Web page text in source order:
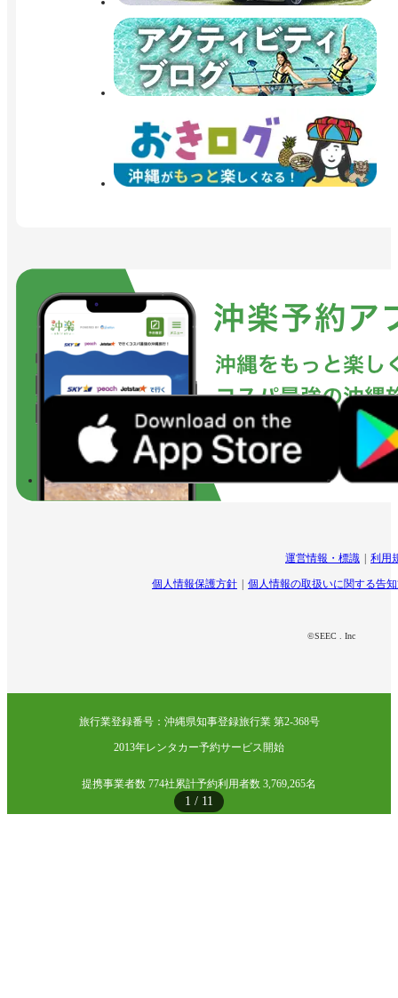
1 / 11
運営情報・標識 利用
個人情報保護方針 個人情報の取扱いに関する告
©SEEC . Inc
旅行業登録番号：沖縄県知事登録旅行業 第2-368号
2013年レンタカー予約サービス開始
提携事業者数 774社累計予約利用者数 3,769,265名